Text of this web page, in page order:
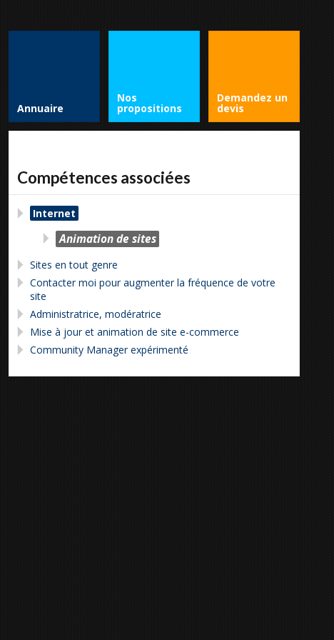
Annuaire
Nos
propositions
Demandez un
devis
Compétences associées
Internet
Animation de sites
Sites en tout genre
Contacter moi pour augmenter la fréquence de votre
site
Administratrice, modératrice
Mise à jour et animation de site e-commerce
Community Manager expérimenté